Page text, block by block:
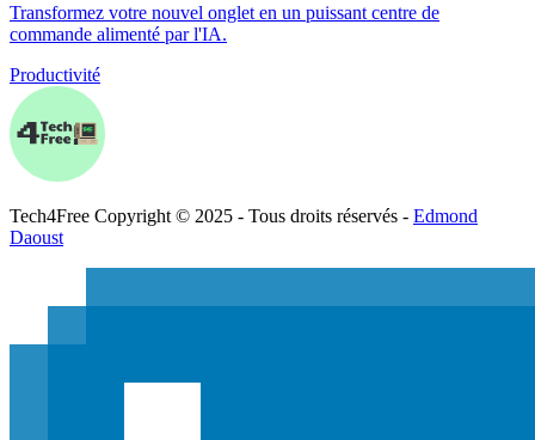
Transformez votre nouvel onglet en un puissant centre de
commande alimenté par l'IA.
Productivité
Tech4Free Copyright © 2025 - Tous droits réservés - Edmond
Daoust